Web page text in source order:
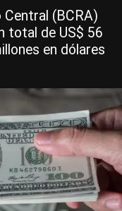
Central (BCRA)
total de US$ 56
en dólares